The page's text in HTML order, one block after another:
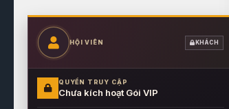
HỘI VIÊN KHÁCH
QUYỀN TRUY CẬP
Chưa kích hoạt Gói VIP